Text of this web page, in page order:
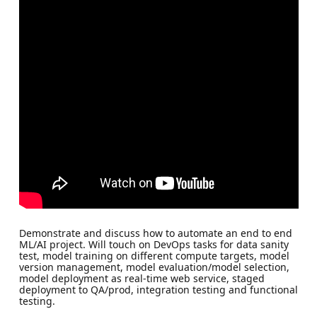
Demonstrate and discuss how to automate an end to end
ML/AI project. Will touch on DevOps tasks for data sanity
test, model training on different compute targets, model
version management, model evaluation/model selection,
model deployment as real-time web service, staged
deployment to QA/prod, integration testing and functional
testing.